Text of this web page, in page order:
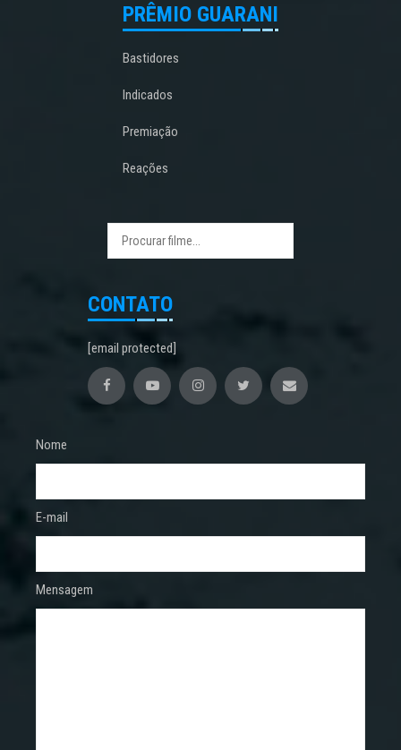
PRÊMIO GUARANI
Bastidores
Indicados
Premiação
Reações
CONTATO
[email protected]
Nome
E-mail
Mensagem